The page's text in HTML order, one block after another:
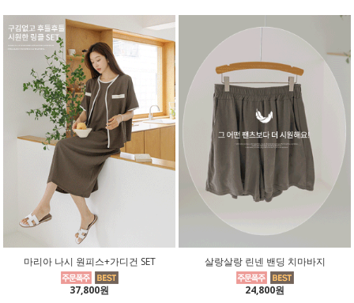
마리아 나시 원피스+가디건 SET
37,800원
살랑살랑 린넨 밴딩 치마바지
24,800원